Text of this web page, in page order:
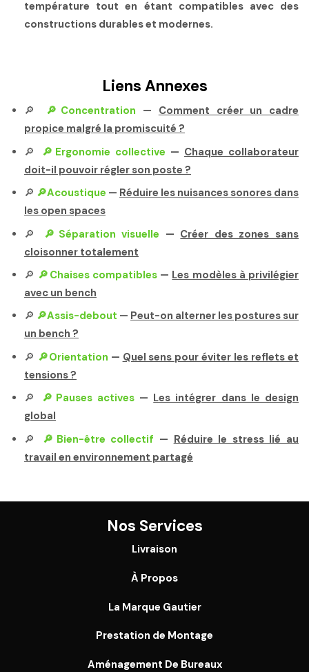
température tout en étant compatibles avec des
constructions durables et modernes.
Liens Annexes
🔎 🔎Concentration — Comment créer un cadre
propice malgré la promiscuité ?
🔎 🔎Ergonomie collective — Chaque collaborateur
doit-il pouvoir régler son poste ?
🔎 🔎Acoustique — Réduire les nuisances sonores dans
les open spaces
🔎 🔎Séparation visuelle — Créer des zones sans
cloisonner totalement
🔎 🔎Chaises compatibles— Les modèles à privilégier
avec un bench
🔎 🔎Assis-debout — Peut-on alterner les postures sur
un bench ?
🔎 🔎Orientation — Quel sens pour éviter les reflets et
tensions ?
🔎 🔎Pauses actives— Les intégrer dans le design
global
🔎 🔎Bien-être collectif — Réduire le stress lié au
travail en environnement partagé
Nos Services
Livraison
À Propos
La Marque Gautier
Prestation de Montage
Aménagement De Bureaux